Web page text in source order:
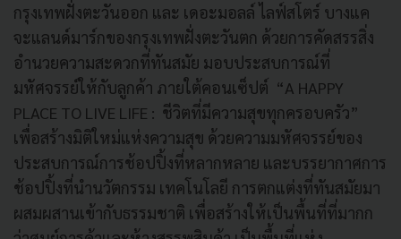
กรุงเทพฝั่งตะวันออก และ เดอะมอลล์ ไลฟ์สโตร์ บางแค
จะแลนด์มาร์กของกรุงเทพฝั่งตะวันตก ด้วยการคัดสรรสิ่ง
อํานวยความสะดวกที่ทันสมัย มอบประสบการณ์ที่
มหัศจรรย์ให้กับลูกค้า ภายใต้คอนเซ็ปต์ “A HAPPY
PLACE TO LIVE LIFE : ชีวิตที่มีความสุขทุกครอบครัว”
เพื่อสร้างมิติใหม่แห่งความสุข ด้วยความมหัศจรรย์ของ
ประสบการณ์การช้อปปิ้งที่หลากหลาย และบรรยากาศการ
ช้อปปิ้งที่นำนวัตกรรม เทคโนโลยี การตกแต่งที่ทันสมัยมา
ผสมผสานเข้ากับธรรมชาติ เพื่อสร้างให้เป็นพื้นที่ที่มากก